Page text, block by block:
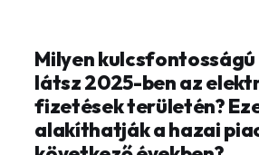
Milyen
látsz 2025-ben az
fizetések területén?
alakíthatják a hazai